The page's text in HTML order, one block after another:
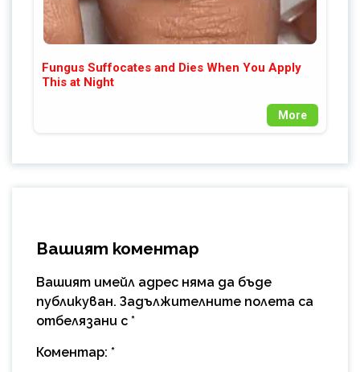
Fungus Suffocates and Dies When You Apply
This at Night
More
Вашият коментар
Вашият имейл адрес няма да бъде
публикуван. Задължителните полета са
отбелязани с *
Коментар: *